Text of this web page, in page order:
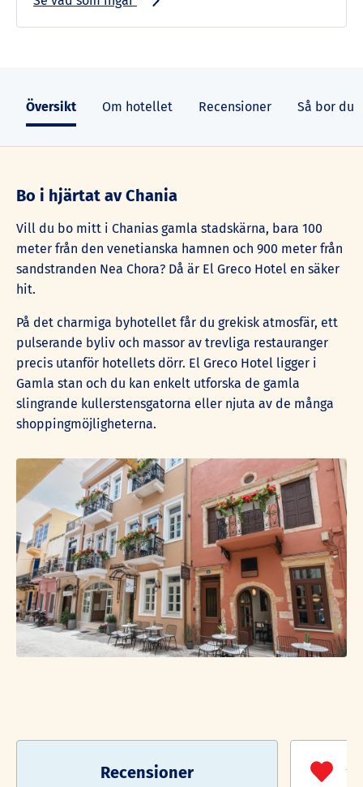
Översikt Om hotellet Recensioner Så bor du
Bo i hjärtat av Chania
Vill du bo mitt i Chanias gamla stadskärna, bara 100
meter från den venetianska hamnen och 900 meter från
sandstranden Nea Chora? Då är El Greco Hotel en säker
hit.
På det charmiga byhotellet får du grekisk atmosfär, ett
pulserande byliv och massor av trevliga restauranger
precis utanför hotellets dörr. El Greco Hotel ligger i
Gamla stan och du kan enkelt utforska de gamla
slingrande kullerstensgatorna eller njuta av de många
shoppingmöjligheterna.
Recensioner 1/